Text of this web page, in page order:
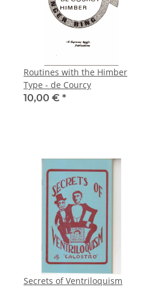
Routines with the Himber
Type - de Courcy
10,00 € *
Secrets of Ventriloquism